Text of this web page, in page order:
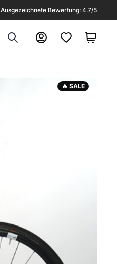
Ausgezeichnete Bewertung: 4.7/5
Search Konto
🔥 SALE